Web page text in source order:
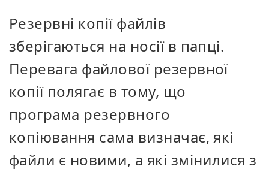
Резервні копії файлів
зберігаються на носії в папці.
Перевага файлової резервної
копії полягає в тому, що
програма резервного
копіювання сама визначає, які
файли є новими, а які змінилися з